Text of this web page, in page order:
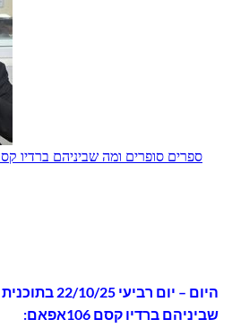
היום – יום רביעי 22/10/25 בתוכנית
שביניהם ברדיו קסם 106אפאם: